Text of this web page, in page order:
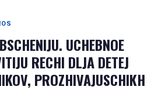
UCHEBNOE
RECHI DLJA DETEJ
PROZHIVAJUSCHIKH